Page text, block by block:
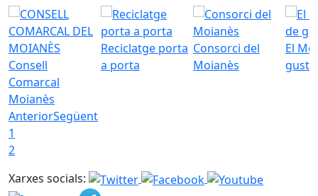
Consell
Comarcal
Moianès
Reciclatge porta
a porta
Consorci del
Moianès
El
gust
AnteriorSegüent
1
2
Xarxes socials: